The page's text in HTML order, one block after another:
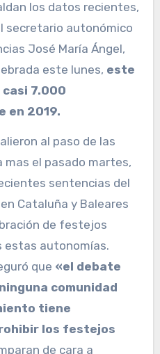
los datos recientes,
secretario autonómico
José María Ángel,
este lunes, este
casi 7.000
en 2019.
al paso de las
mas el pasado martes,
sentencias del
Cataluña y Baleares
de festejos
estas autonomías.
que «el debate
comunidad
tiene
los festejos
de cara a